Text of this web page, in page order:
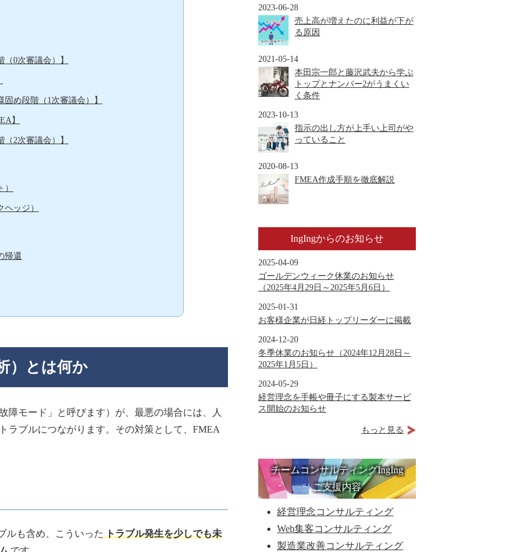
（0次審議会）】
固め段階（1次審議会）】
】
（2次審議会）】
ッジ）
帰還
）とは何か
障モード」と呼びます）が、最悪の場合には、人
ラブルにつながります。その対策として、FMEA
ルも含め、こういった トラブル発生を少しでも未
2023-06-28
売上高が増えたのに利益が下が
る原因
2021-05-14
本田宗一郎と藤沢武夫から学ぶ
トップとナンバー2がうまくい
く条件
2023-10-13
指示の出し方が上手い上司がや
っていること
2020-08-13
FMEA作成手順を徹底解説
IngIngからのお知らせ
2025-04-09
ゴールデンウィーク休業のお知らせ
（2025年4月29日～2025年5月6日）
2025-01-31
お客様企業が日経トップリーダーに掲載
2024-12-20
冬季休業のお知らせ（2024年12月28日～
2025年1月5日）
2024-05-29
経営理念を手帳や冊子にする製本サービ
ス開始のお知らせ
もっと見る
チームコンサルティングIngIng
ご支援内容
経営理念コンサルティング
Web集客コンサルティング
製造業改善コンサルティング